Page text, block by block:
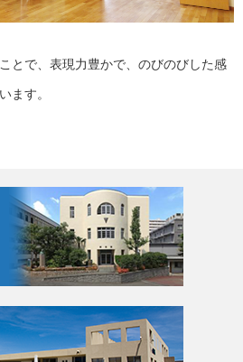
とで、表現力豊かで、のびのびした感
ます。